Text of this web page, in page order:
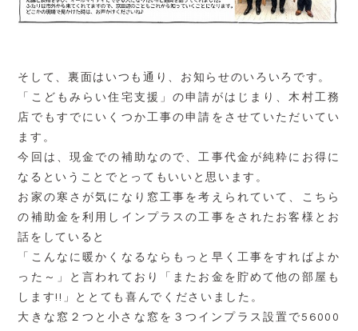
そして、裏面はいつも通り、お知らせのいろいろです。
「こどもみらい住宅支援」の申請がはじまり、木村工務
店でもすでにいくつか工事の申請をさせていただいてい
ます。
今回は、現金での補助なので、工事代金が純粋にお得に
なるということでとってもいいと思います。
お家の寒さが気になり窓工事を考えられていて、こちら
の補助金を利用しインプラスの工事をされたお客様とお
話をしていると
「こんなに暖かくなるならもっと早く工事をすればよか
った～」と言われており「またお金を貯めて他の部屋も
します!!」ととても喜んでくださいました。
大きな窓２つと小さな窓を３つインプラス設置で56000